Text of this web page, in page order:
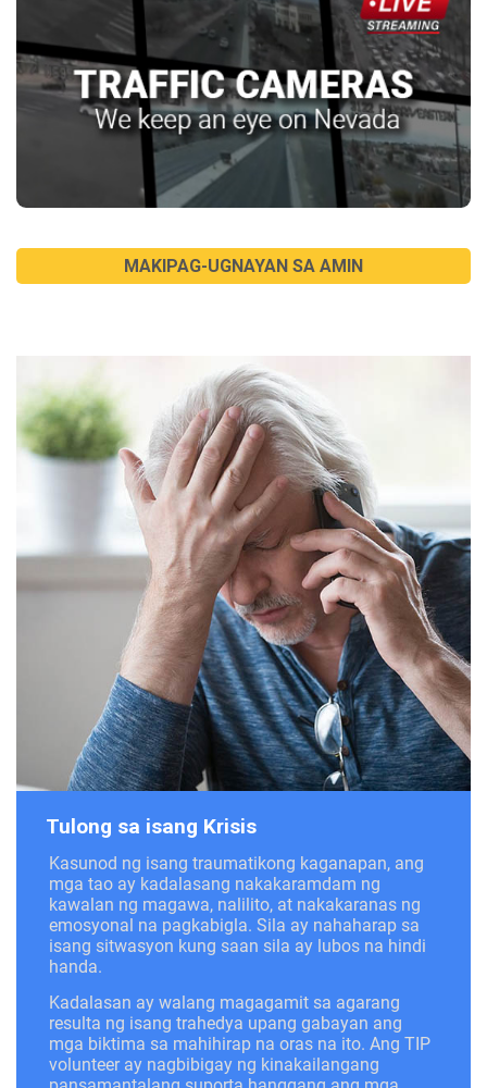
MAKIPAG-UGNAYAN SA AMIN
Tulong sa isang Krisis
Kasunod ng isang traumatikong kaganapan, ang
mga tao ay kadalasang nakakaramdam ng
kawalan ng magawa, nalilito, at nakakaranas ng
emosyonal na pagkabigla. Sila ay nahaharap sa
isang sitwasyon kung saan sila ay lubos na hindi
handa.
Kadalasan ay walang magagamit sa agarang
resulta ng isang trahedya upang gabayan ang
mga biktima sa mahihirap na oras na ito. Ang TIP
volunteer ay nagbibigay ng kinakailangang